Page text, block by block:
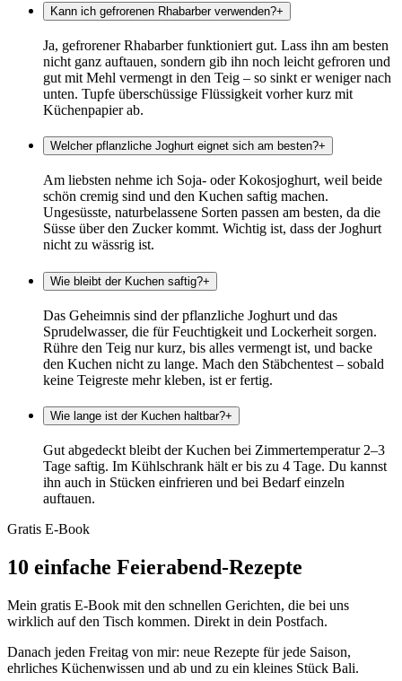
Kann ich gefrorenen Rhabarber verwenden?+
Ja, gefrorener Rhabarber funktioniert gut. Lass ihn am besten
nicht ganz auftauen, sondern gib ihn noch leicht gefroren und
gut mit Mehl vermengt in den Teig – so sinkt er weniger nach
unten. Tupfe überschüssige Flüssigkeit vorher kurz mit
Küchenpapier ab.
Welcher pflanzliche Joghurt eignet sich am besten?+
Am liebsten nehme ich Soja- oder Kokosjoghurt, weil beide
schön cremig sind und den Kuchen saftig machen.
Ungesüsste, naturbelassene Sorten passen am besten, da die
Süsse über den Zucker kommt. Wichtig ist, dass der Joghurt
nicht zu wässrig ist.
Wie bleibt der Kuchen saftig?+
Das Geheimnis sind der pflanzliche Joghurt und das
Sprudelwasser, die für Feuchtigkeit und Lockerheit sorgen.
Rühre den Teig nur kurz, bis alles vermengt ist, und backe
den Kuchen nicht zu lange. Mach den Stäbchentest – sobald
keine Teigreste mehr kleben, ist er fertig.
Wie lange ist der Kuchen haltbar?+
Gut abgedeckt bleibt der Kuchen bei Zimmertemperatur 2–3
Tage saftig. Im Kühlschrank hält er bis zu 4 Tage. Du kannst
ihn auch in Stücken einfrieren und bei Bedarf einzeln
auftauen.
Gratis E-Book
10 einfache Feierabend-Rezepte
Mein gratis E-Book mit den schnellen Gerichten, die bei uns
wirklich auf den Tisch kommen. Direkt in dein Postfach.
Danach jeden Freitag von mir: neue Rezepte für jede Saison,
ehrliches Küchenwissen und ab und zu ein kleines Stück Bali.